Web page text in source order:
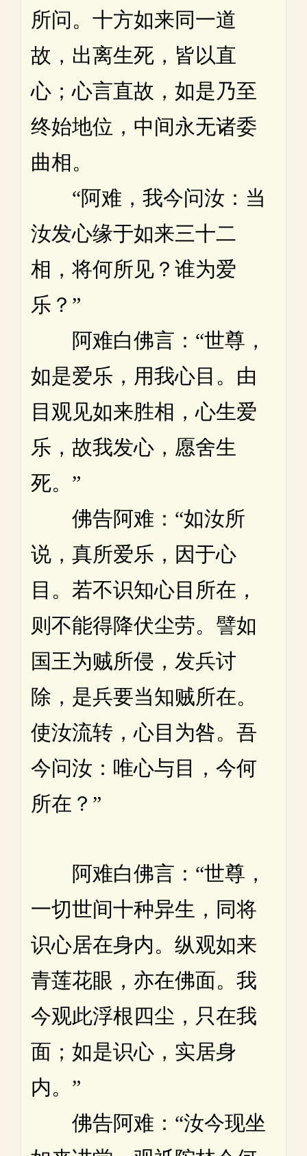
所问。十方如来同一道
故，出离生死，皆以直
心；心言直故，如是乃至
终始地位，中间永无诸委
曲相。
“阿难，我今问汝：当
汝发心缘于如来三十二
相，将何所见？谁为爱
乐？”
阿难白佛言：“世尊，
如是爱乐，用我心目。由
目观见如来胜相，心生爱
乐，故我发心，愿舍生
死。”
佛告阿难：“如汝所
说，真所爱乐，因于心
目。若不识知心目所在，
则不能得降伏尘劳。譬如
国王为贼所侵，发兵讨
除，是兵要当知贼所在。
使汝流转，心目为咎。吾
今问汝：唯心与目，今何
所在？”
阿难白佛言：“世尊，
一切世间十种异生，同将
识心居在身内。纵观如来
青莲花眼，亦在佛面。我
今观此浮根四尘，只在我
面；如是识心，实居身
内。”
佛告阿难：“汝今现坐